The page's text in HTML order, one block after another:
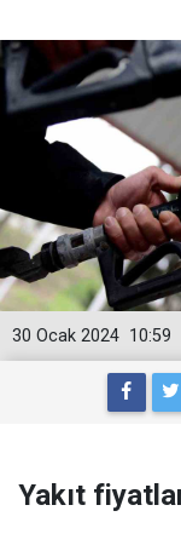
10:59
30 Ocak 2024
Yakıt